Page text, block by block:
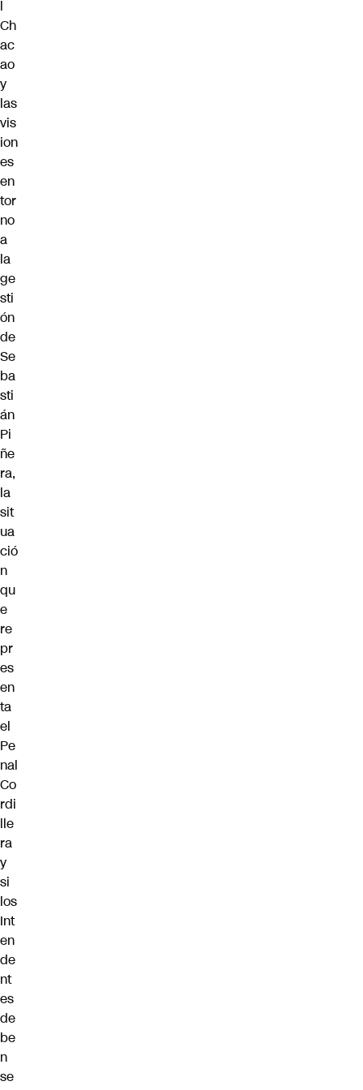
l
Ch
ac
ao
y
las
vis
ion
es
en
tor
no
a
la
ge
sti
ón
de
Se
ba
sti
án
Pi
ñe
ra,
la
sit
ua
ció
n
qu
e
re
pr
es
en
ta
el
Pe
nal
Co
rdi
lle
ra
y
si
los
Int
en
de
nt
es
de
be
n
se